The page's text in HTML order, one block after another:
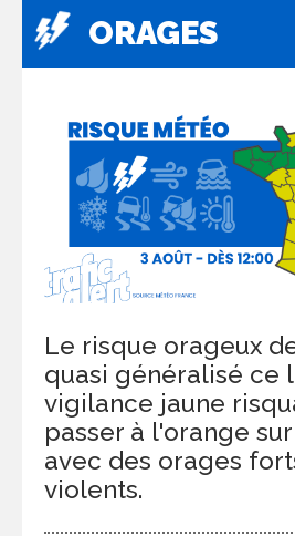
ORAGES
Le risque orageux
quasi généralisé ce
vigilance jaune
passer à l'orange
avec des orages
violents.